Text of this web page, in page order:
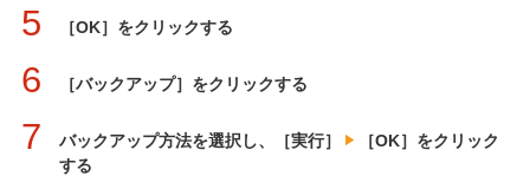
5 ［OK］をクリックする
6 ［バックアップ］をクリックする
7 バックアップ方法を選択し、［実行］
［OK］をクリック
する